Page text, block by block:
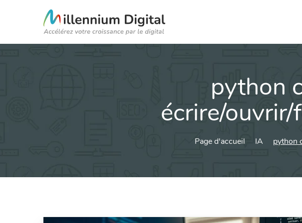
python
écrire/
Page d'accueil IA python